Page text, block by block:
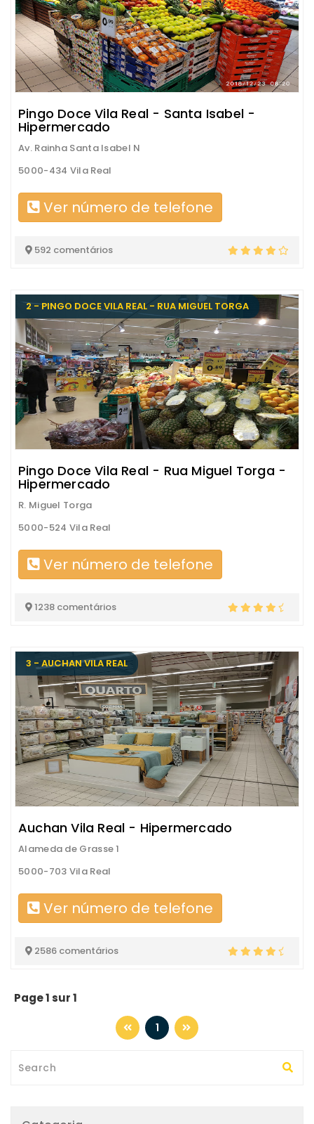
Pingo Doce Vila Real - Santa Isabel -
Hipermercado
Av. Rainha Santa Isabel N
5000-434 Vila Real
Ver número de telefone
592 comentários
2 - PINGO DOCE VILA REAL - RUA MIGUEL TORGA
Pingo Doce Vila Real - Rua Miguel Torga -
Hipermercado
R. Miguel Torga
5000-524 Vila Real
Ver número de telefone
1238 comentários
3 - AUCHAN VILA REAL
Auchan Vila Real - Hipermercado
Alameda de Grasse 1
5000-703 Vila Real
Ver número de telefone
2586 comentários
Page 1 sur 1
1